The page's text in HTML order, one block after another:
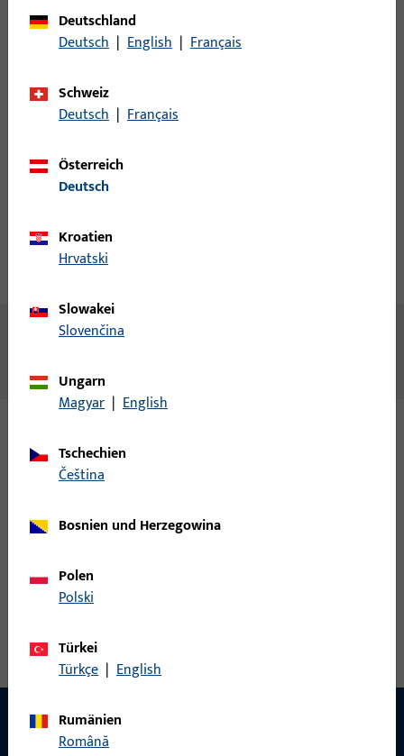
Bitte melden Sie sich mit Ihren Kundendaten an um eine
Login
Inhalt
Varianten
Deutschland
Deutsch | English | Français
Schweiz
Deutsch | Français
Österreich
Deutsch
Kroatien
Hrvatski
Slowakei
Slovenčina
Ungarn
Magyar | English
Tschechien
čeština
Bosnien und Herzegowina
Polen
Polski
Türkei
Türkçe | English
Rumänien
Română